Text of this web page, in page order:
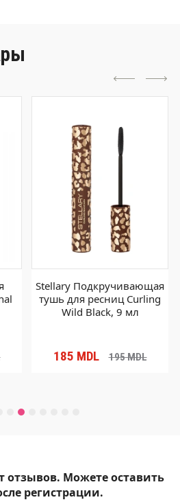
Stellary Подкручивающая
тушь для ресниц Curling
Wild Black, 9 мл
185 MDL 195MDL
отзывов. Можете оставить
регистрации.